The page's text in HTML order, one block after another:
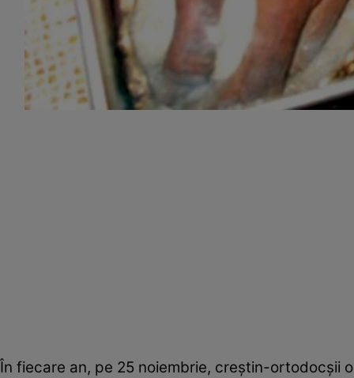
În fiecare an, pe 25 noiembrie, creştin-ortodocşii